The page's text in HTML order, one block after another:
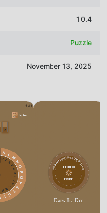
1.0.4
Puzzle
November 13, 2025